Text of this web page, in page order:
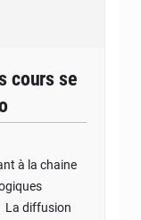
cours se
à la chaine
La diffusion